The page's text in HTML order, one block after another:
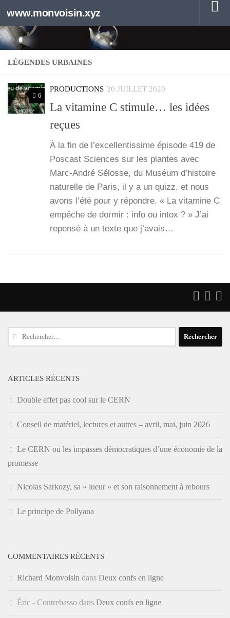
Au dessous du contenu
www.monvoisin.xyz
LÉGENDES URBAINES
6
PRODUCTIONS 20 JUILLET 2020
La vitamine C stimule… les idées
reçues
À la fin de l’ex­cel­len­tis­sime épi­sode 419 de
Pos­cast Sciences sur les plantes avec
Marc-André Sélosse, du Muséum d’his­toire
natu­relle de Paris, il y a un quizz, et nous
avons l’é­té pour y répondre. « La vita­mine C
empêche de dor­mir : info ou intox ? » J’ai
repen­sé à un texte que j’a­vais…
Rechercher :
ARTICLES RÉCENTS
Double effet pas cool sur le CERN
Conseil de matériel, lectures et autres – avril, mai, juin 2026
Le CERN ou les impasses démocratiques d’une économie de la
promesse
Nicolas Sarkozy, sa « lueur » et son raisonnement à rebours
Le principe de Pollyana
COMMENTAIRES RÉCENTS
Richard Monvoisin dans Deux confs en ligne
Éric - Contrebasso dans Deux confs en ligne